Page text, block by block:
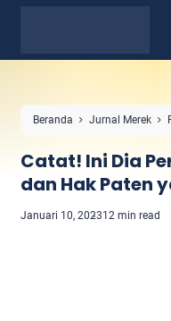
Beranda Jurnal Merek
Catat! Ini Dia
dan Hak Paten
Januari 10, 202312 min read